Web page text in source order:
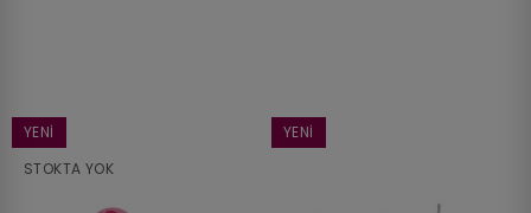
YENI
STOKTA YOK
YENI